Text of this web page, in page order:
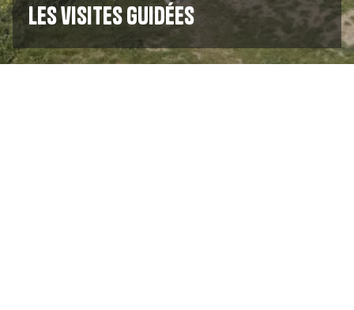
Les visites guidées